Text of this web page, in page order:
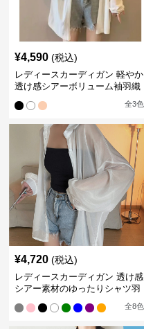
¥4,590 (税込)
レディースカーディガン 軽やか
透け感シアーボリューム袖羽織
全3色
¥4,720 (税込)
レディースカーディガン 透け感
シアー素材のゆったりシャツ羽
全8色